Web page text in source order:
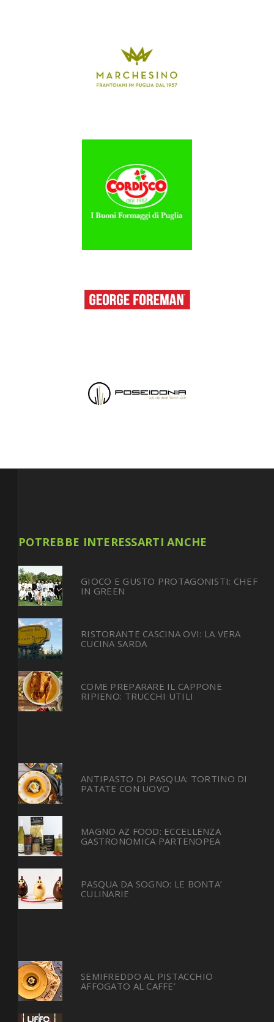
POTREBBE INTERESSARTI ANCHE
GIOCO E GUSTO PROTAGONISTI: CHEF
IN GREEN
RISTORANTE CASCINA OVI: LA VERA
CUCINA SARDA
COME PREPARARE IL CAPPONE
RIPIENO: TRUCCHI UTILI
ANTIPASTO DI PASQUA: TORTINO DI
PATATE CON UOVO
MAGNO AZ FOOD: ECCELLENZA
GASTRONOMICA PARTENOPEA
PASQUA DA SOGNO: LE BONTA’
CULINARIE
SEMIFREDDO AL PISTACCHIO
AFFOGATO AL CAFFE’